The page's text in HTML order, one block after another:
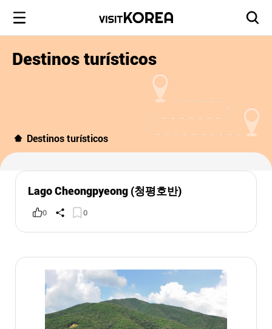
Destinos turísticos
Destinos turísticos
Lago Cheongpyeong (청평호반)
0 0